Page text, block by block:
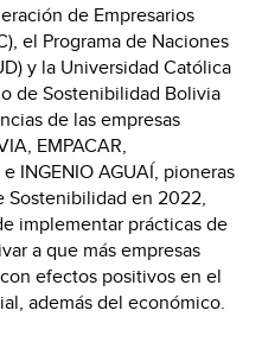
de Empresarios
el Programa de Naciones
y la Universidad Católica
de Sostenibilidad Bolivia
de las empresas
EMPACAR,
e INGENIO AGUAÍ, pioneras
Sostenibilidad en 2022,
implementar prácticas de
a que más empresas
efectos positivos en el
además del económico.